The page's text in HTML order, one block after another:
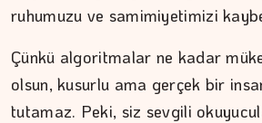
ruhumuzu ve samimiyetimizi
Çünkü algoritmalar ne kadar
olsun, kusurlu ama gerçek bir
tutamaz. Peki, siz sevgili
MURAT DOĞAN